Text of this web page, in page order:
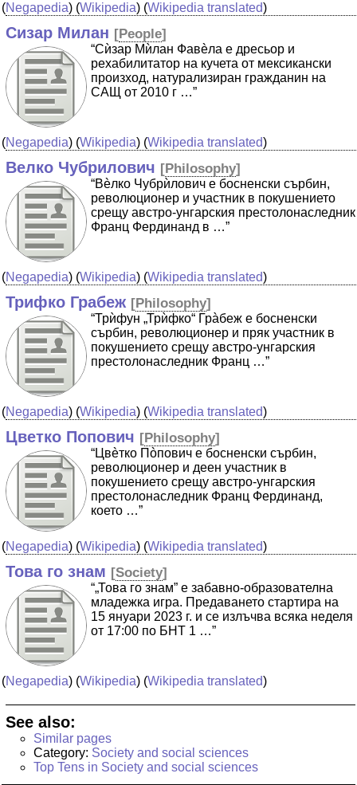
(Negapedia) (Wikipedia) (Wikipedia translated)
Сизар Милан [People]
“Сѝзар Мѝлан Фавèла е дресьор и
рехабилитатор на кучета от мексикански
произход, натурализиран гражданин на
САЩ от 2010 г …”
(Negapedia) (Wikipedia) (Wikipedia translated)
Велко Чубрилович [Philosophy]
“Вèлко Чубрѝлович е босненски сърбин,
революционер и участник в покушението
срещу австро-унгарския престолонаследник
Франц Фердинанд в …”
(Negapedia) (Wikipedia) (Wikipedia translated)
Трифко Грабеж [Philosophy]
“Трѝфун „Трѝфко“ Грàбеж е босненски
сърбин, революционер и пряк участник в
покушението срещу австро-унгарския
престолонаследник Франц …”
(Negapedia) (Wikipedia) (Wikipedia translated)
Цветко Попович [Philosophy]
“Цвèтко Пòпович е босненски сърбин,
революционер и деен участник в
покушението срещу австро-унгарския
престолонаследник Франц Фердинанд,
което …”
(Negapedia) (Wikipedia) (Wikipedia translated)
Това го знам [Society]
“„Това го знам” е забавно-образователна
младежка игра. Предаването стартира на
15 януари 2023 г. и се излъчва всяка неделя
от 17:00 по БНТ 1 …”
(Negapedia) (Wikipedia) (Wikipedia translated)
See also:
Similar pages
Category: Society and social sciences
Top Tens in Society and social sciences